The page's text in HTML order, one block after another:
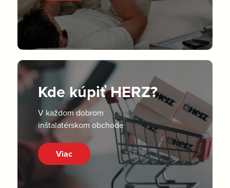
Kde kúpiť HERZ?
V každom dobrom
inštalatérskom obchode
Viac